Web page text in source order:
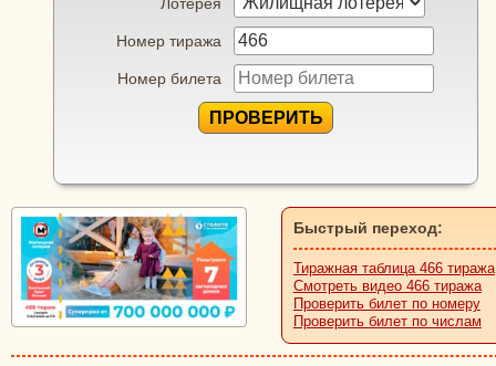
Номер тиража
Номер билета
ПРОВЕРИТЬ
Быстрый переход:
Тиражная таблица 466 тиража
Смотреть видео 466 тиража
Проверить билет по номеру
Проверить билет по числам